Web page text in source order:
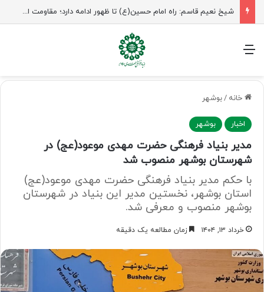
راهپیمایی اربعین، رزمایش منتظران ظهور
منو
خانه /بوشهر
اخبار بوشهر
مدیر بنیاد فرهنگی حضرت مهدی موعود(عج) در
شهرستان بوشهر منصوب شد
با حکم مدیر بنیاد فرهنگی حضرت مهدی موعود(عج)
استان بوشهر، نخستین مدیر این بنیاد در شهرستان
بوشهر منصوب و معرفی شد.
خرداد ۱۳, ۱۴۰۴ زمان مطالعه یک دقیقه